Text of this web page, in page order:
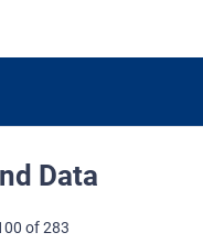
Data
of 283